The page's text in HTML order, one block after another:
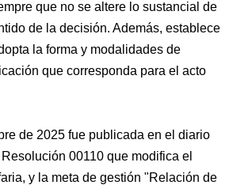
que no se altere lo sustancial de
de la decisión. Además, establece
la forma y modalidades de
que corresponda para el acto
de 2025 fue publicada en el diario
00110 que modifica el
y la meta de gestión "Relación de